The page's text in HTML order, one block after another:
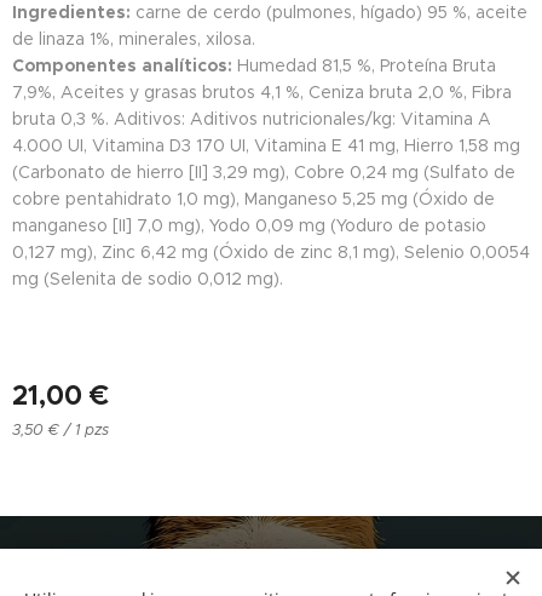
Ingredientes: carne de cerdo (pulmones, hígado) 95 %, aceite
de linaza 1%, minerales, xilosa.
Componentes analíticos: Humedad 81,5 %, Proteína Bruta
7,9%, Aceites y grasas brutos 4,1 %, Ceniza bruta 2,0 %, Fibra
bruta 0,3 %. Aditivos: Aditivos nutricionales/kg: Vitamina A
4.000 UI, Vitamina D3 170 UI, Vitamina E 41 mg, Hierro 1,58 mg
(Carbonato de hierro [II] 3,29 mg), Cobre 0,24 mg (Sulfato de
cobre pentahidrato 1,0 mg), Manganeso 5,25 mg (Óxido de
manganeso [II] 7,0 mg), Yodo 0,09 mg (Yoduro de potasio
0,127 mg), Zinc 6,42 mg (Óxido de zinc 8,1 mg), Selenio 0,0054
mg (Selenita de sodio 0,012 mg).
21,00 €
3,50 € / 1 pzs